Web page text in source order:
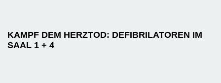
KAMPF DEM HERZTOD: DEFIBRILATOREN IM
SAAL 1 + 4